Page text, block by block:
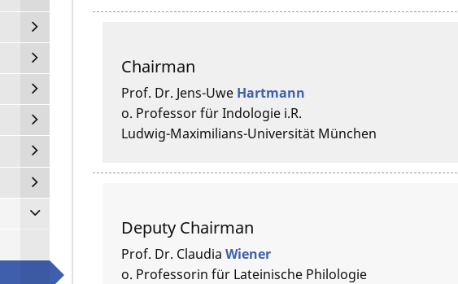
Chairman
Prof. Dr. Jens-Uwe Hartmann
o. Professor für Indologie i.R.
Ludwig-Maximilians-Universität München
Deputy Chairman
Prof. Dr. Claudia Wiener
o. Professorin für Lateinische Philologie